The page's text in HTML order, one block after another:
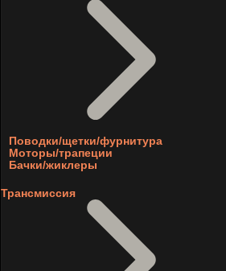
Поводки/щетки/фурнитура
Моторы/трапеции
Бачки/жиклеры
Трансмиссия